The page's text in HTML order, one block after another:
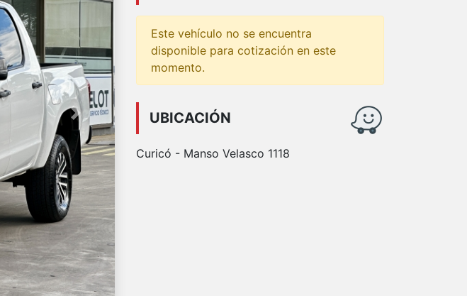
Next
Este vehículo no se encuentra
disponible para cotización en este
momento.
UBICACIÓN
Curicó - Manso Velasco 1118